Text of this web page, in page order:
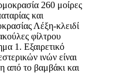
260 μοίρες
και
Λέξη-κλειδί
φίλτρου
1. Εξαιρετικό
ινών είναι
από το βαμβάκι και